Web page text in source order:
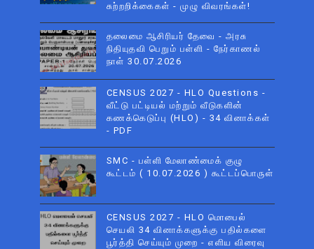
சுற்றறிக்கைகள் - முழு விவரங்கள்!
தலைமை ஆசிரியர் தேவை - அரசு
நிதியுதவி பெறும் பள்ளி - நேர்காணல்
நாள் 30.07.2026
CENSUS 2027 - HLO Questions -
வீட்டு பட்டியல் மற்றும் வீடுகளின்
கணக்கெடுப்பு (HLO) - 34 வினாக்கள்
- PDF
SMC - பள்ளி மேலாண்மைக் குழு
கூட்டம் ( 10.07.2026 ) கூட்டப்பொருள்
CENSUS 2027 - HLO மொபைல்
செயலி 34 வினாக்களுக்கு பதில்களை
பூர்த்தி செய்யும் முறை - எளிய விரைவு